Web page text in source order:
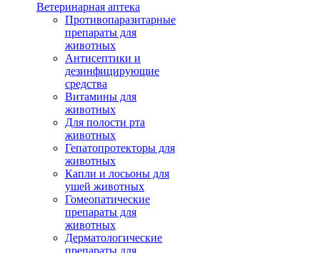
Ветеринарная аптека
Противопаразитарные
препараты для
животных
Антисептики и
дезинфицирующие
средства
Витамины для
животных
Для полости рта
животных
Гепатопротекторы для
животных
Капли и лосьоны для
ушей животных
Гомеопатические
препараты для
животных
Дерматологические
препараты для